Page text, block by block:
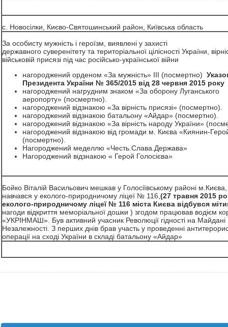
с. Новосілки, Києво-Святошинський район, Київська область
За особисту мужність і героїзм, виявлені у захисті
державного суверенітету та територіальної цілісності України,
військовій присязі під час російсько-української війни
нагороджений орденом «За мужність» III (посмертно)
Президента України № 365/2015 від 28 червня 2015 року
нагороджений нагрудним знаком «За оборону Луганського
аеропорту» (посмертно).
нагороджений відзнакою «За вірність присязі» (посмертно).
нагороджений відзнакою батальону «Айдар» (посмертно).
нагороджений відзнакою «За вірність народу України»
нагороджений відзнакою від громади м. Києва «Киянин-
(посмертно).
Нагороджений меделлю «Честь.Слава.Держава»
Нагороджений відзнакою « Герой Голосієва»
Бойко Віталій Васильович мешкав у Голосіївському районі м.Києва,
навчався у еколого-природничому ліцеї № 116, (27 травня 2015
еколого-природничому ліцеї № 116 міста Києва відбувся
нагоди відкриття меморіальної дошки ) згодом працював водієм
«УКРІНМАШ». Був активний учасник Революції гідності на Майдані
Незалежності. З перших днів брав участь у проведенні
операції на сході України в складі батальону «Айдар»